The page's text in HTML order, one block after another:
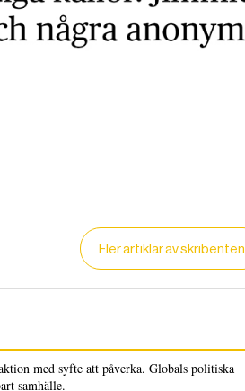
Fler artiklar av skribenten
med syfte att påverka. Globals politiska
samhälle.